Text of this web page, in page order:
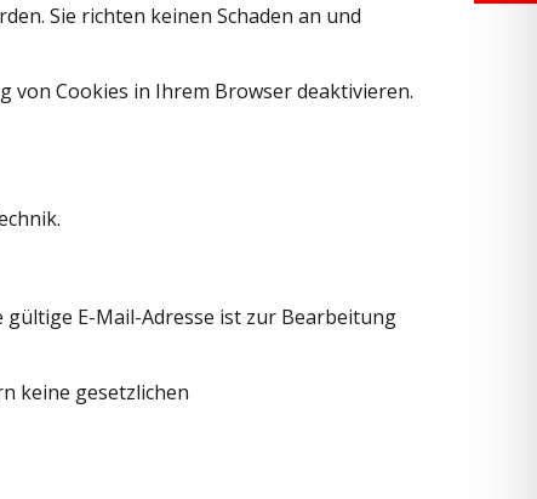
Sie richten keinen Schaden an und
von Cookies in Ihrem Browser deaktivieren.
E-Mail-Adresse ist zur Bearbeitung
keine gesetzlichen